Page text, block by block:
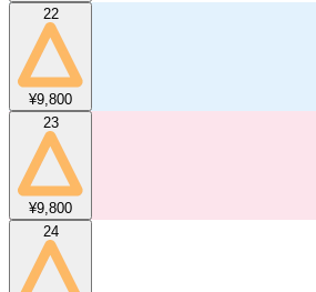
22
¥9,800
23
¥9,800
24